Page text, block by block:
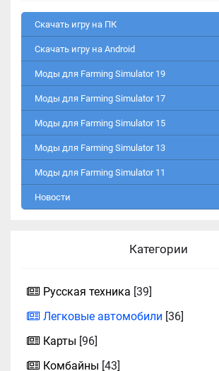
Скачать игру на ПК
Скачать игру на Android
Моды для Farming Simulator 19
Моды для Farming Simulator 17
Моды для Farming Simulator 15
Моды для Farming Simulator 13
Моды для Farming Simulator 11
Новости
Категории
Русская техника [39]
Легковые автомобили [36]
Карты [96]
Комбайны [43]